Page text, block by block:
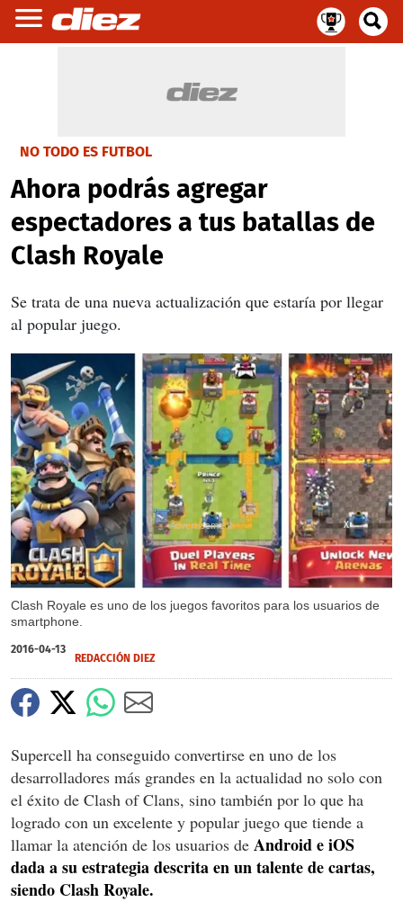
NO TODO ES FUTBOL
Ahora podrás agregar
espectadores a tus batallas de
Clash Royale
Se trata de una nueva actualización que estaría por llegar
al popular juego.
Clash Royale es uno de los juegos favoritos para los usuarios de
smartphone.
X
2016-04-13
REDACCIÓN DIEZ
Supercell ha conseguido convertirse en uno de los
desarrolladores más grandes en la actualidad no solo con
el éxito de Clash of Clans, sino también por lo que ha
logrado con un excelente y popular juego que tiende a
llamar la atención de los usuarios de Android e iOS
dada a su estrategia descrita en un talente de cartas,
siendo Clash Royale.